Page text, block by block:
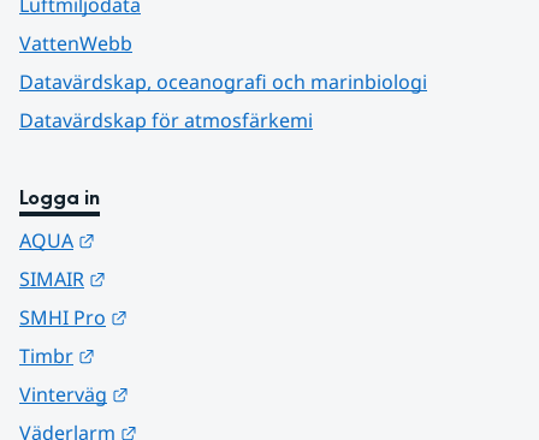
VattenWebb
Datavärdskap, oceanografi och marinbiologi
Datavärdskap för atmosfärkemi
Logga in
AQUA
SIMAIR
SMHI Pro
Timbr
Vinterväg
Väderlarm